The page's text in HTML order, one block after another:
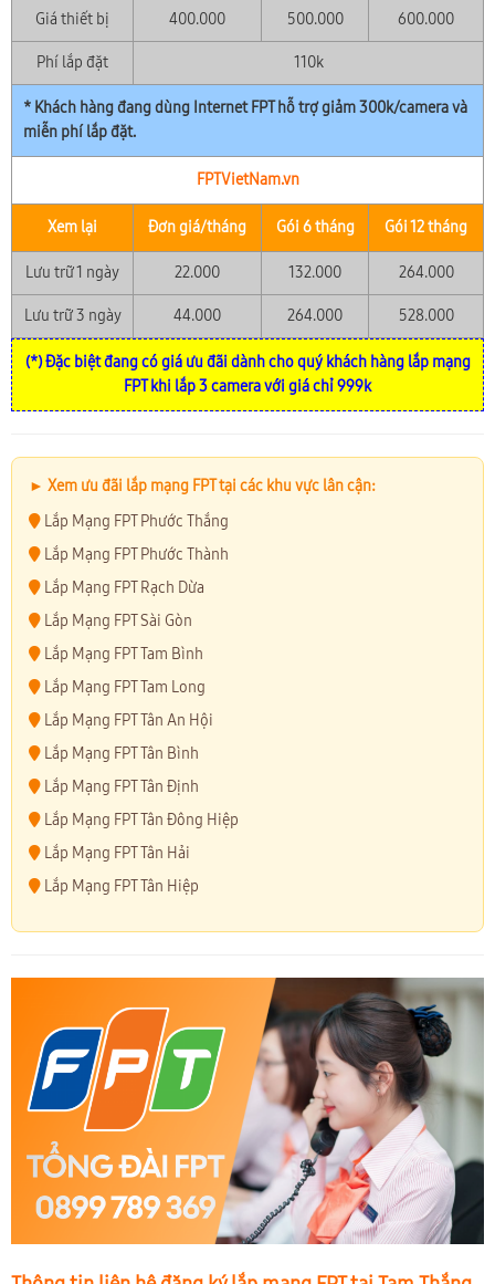
Giá thiết bị 400.000 500.000 600.000
Phí lắp đặt 110k
* Khách hàng đang dùng Internet FPT hỗ trợ giảm 300k/camera và
miễn phí lắp đặt.
FPTVietNam.vn
Xem lại Đơn giá/tháng Gói 6 tháng Gói 12 tháng
Lưu trữ 1 ngày 22.000 132.000 264.000
Lưu trữ 3 ngày 44.000 264.000 528.000
(*) Đặc biệt đang có giá ưu đãi dành cho quý khách hàng lắp mạng
FPT khi lắp 3 camera với giá chỉ 999k
► Xem ưu đãi lắp mạng FPT tại các khu vực lân cận:
Lắp Mạng FPT Phước Thắng
Lắp Mạng FPT Phước Thành
Lắp Mạng FPT Rạch Dừa
Lắp Mạng FPT Sài Gòn
Lắp Mạng FPT Tam Bình
Lắp Mạng FPT Tam Long
Lắp Mạng FPT Tân An Hội
Lắp Mạng FPT Tân Bình
Lắp Mạng FPT Tân Định
Lắp Mạng FPT Tân Đông Hiệp
Lắp Mạng FPT Tân Hải
Lắp Mạng FPT Tân Hiệp